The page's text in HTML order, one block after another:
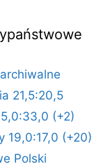
21,5:20,5
(+2)
19,0:17,0 (+20)
Polski